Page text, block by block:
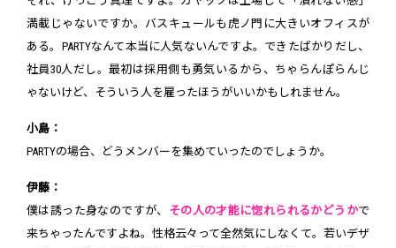
満載じゃないですか。バスキュールも虎ノ門に大きいオフィスが
ある。PARTYなんて本当に人気ないんですよ。できたばかりだし、
社員30人だし。最初は採用側も勇気いるから、ちゃらんぽらんじ
ゃないけど、そういう人を雇ったほうがいいかもしれません。
小島：
PARTYの場合、どうメンバーを集めていったのでしょうか。
伊藤：
僕は誘った身なのですが、 その人の才能に惚れられるかどうかで
来ちゃったんですよね。性格云々って全然気にしなくて。若いデザ